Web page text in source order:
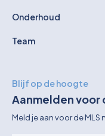
Onderhoud
Team
Blijf op de hoogte
Aanmelden voor
Meld je aan voor de MLS